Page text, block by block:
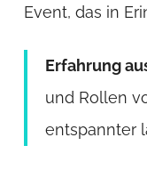
Event, das in
Erfahrung
und Rollen
entspannter